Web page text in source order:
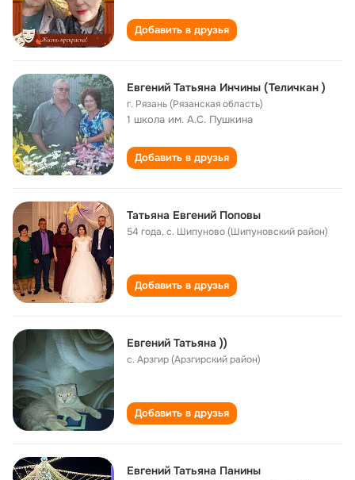
Добавить в друзья
Евгений Татьяна Инчины (Теличкан )
г. Рязань (Рязанская область)
1 школа им. А.С. Пушкина
Добавить в друзья
Татьяна Евгений Поповы
54 года,с. Шипуново (Шипуновский район)
Добавить в друзья
Евгений Татьяна ))
с. Арзгир (Арзгирский район)
Добавить в друзья
Евгений Татьяна Панины